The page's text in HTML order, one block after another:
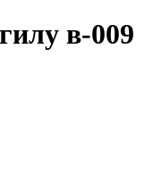
в-009